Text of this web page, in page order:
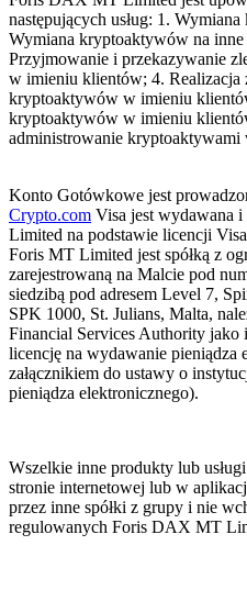
następujących usług: 1.
Wymiana kryptoaktywów na
Przyjmowanie i przekazywanie
w imieniu klientów; 4. Realizacja
kryptoaktywów w imieniu
kryptoaktywów w imieniu
administrowanie
Konto Gotówkowe jest
Crypto.com Visa jest wydawana
Limited na podstawie licencji
Foris MT Limited jest spółką z
zarejestrowaną na Malcie pod
siedzibą pod adresem Level 7,
SPK 1000, St. Julians, Malta,
Financial Services Authority jako
licencję na wydawanie pieniądza
załącznikiem do ustawy o
pieniądza elektronicznego).
Wszelkie inne produkty lub
stronie internetowej lub w
przez inne spółki z grupy i nie
regulowanych Foris DAX MT